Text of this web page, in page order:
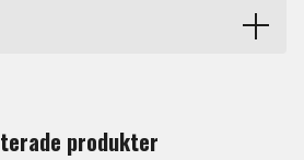
produkter